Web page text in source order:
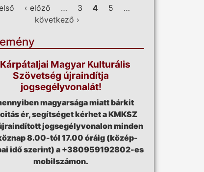
‹ előző … 3 4 5
…
következő ›
Magyar Kulturális
Szövetség újraindítja
jogsegélyvonalát!
magyarsága miatt bárkit
ér, segítséget kérhet a KMKSZ
jogsegélyvonalon minden
8.00-tól 17.00 óráig (közép-
idő szerint) a +380959192802-es
mobilszámon.